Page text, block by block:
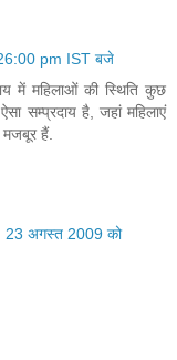
pm IST बजे
में महिलाओं की स्थिति कुछ
सम्प्रदाय है, जहां महिलाएं
मजबूर हैं.
23 अगस्त 2009 को